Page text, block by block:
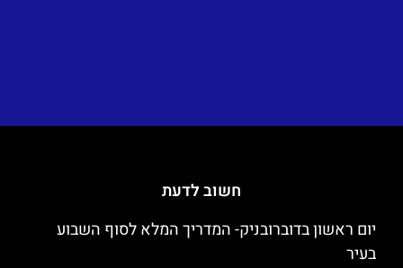
חשוב לדעת
יום ראשון בדוברובניק- המדריך המלא לסוף השבוע
בעיר